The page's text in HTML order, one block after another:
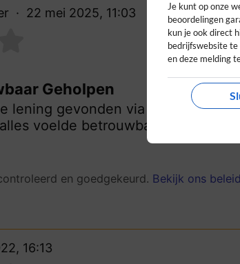
22 mei 2025, 11:03
Geholpen
lening gevonden via het
voelde betrouwbaar dankzij de
en goedgekeurd. Bekijk ons beleid
16:13
Je kunt op onze
beoordelingen
kun je ook direct
bedrijfswebsite te
en deze melding